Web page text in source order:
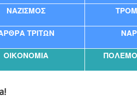
ΝΑΖΙΣΜΟΣ
ΤΡΙΤΩΝ
ΟΙΚΟΝΟΜΙΑ